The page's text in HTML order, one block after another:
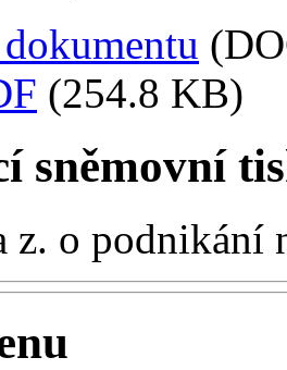
(254.8 KB)
sněmovní
z. o podnikání